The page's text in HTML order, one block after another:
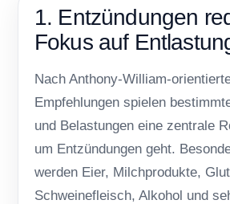
1. Entzündungen
Fokus auf
Nach Anthony-William-
Empfehlungen spielen
und Belastungen eine zentrale
um Entzündungen geht.
werden Eier, Milchprodukte,
Schweinefleisch, Alkohol und